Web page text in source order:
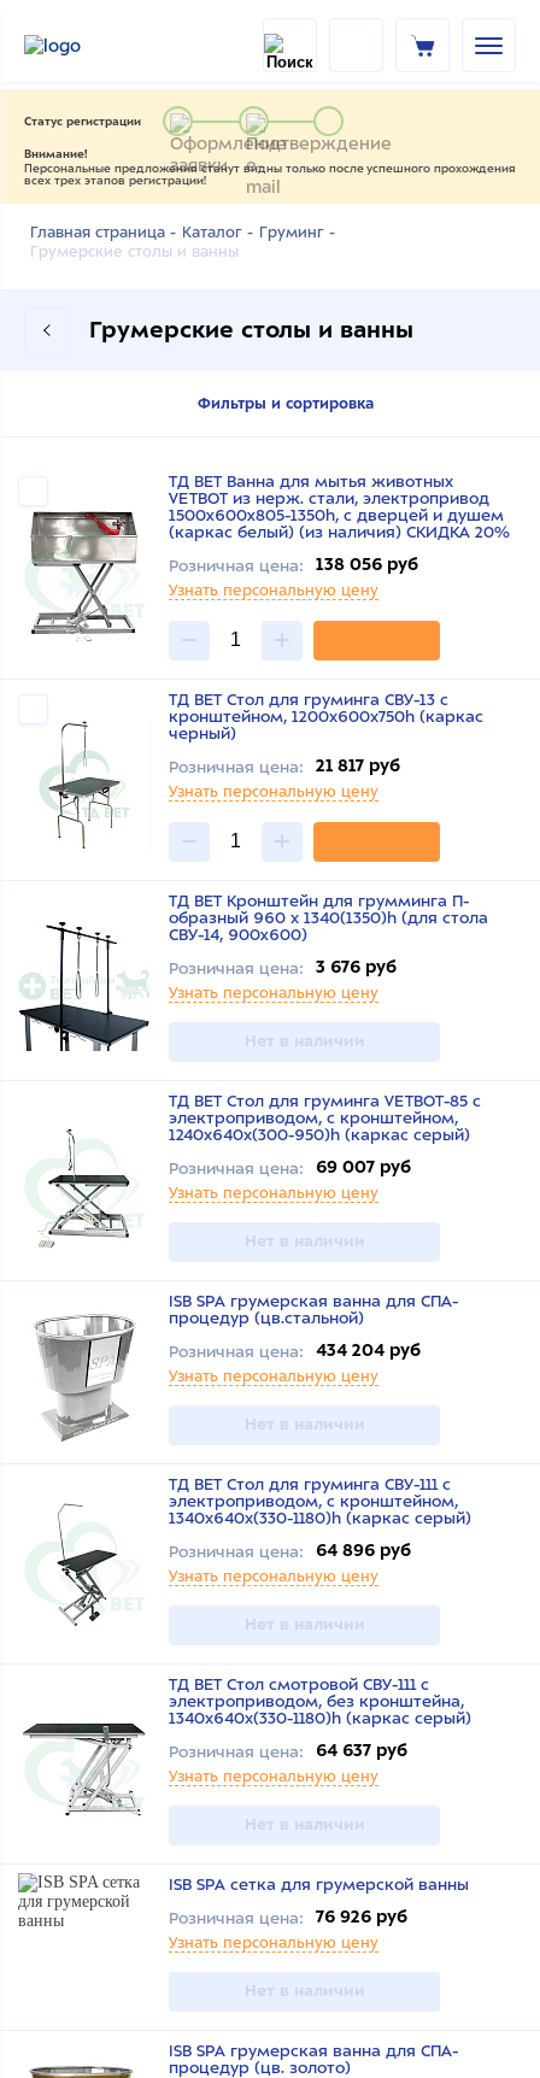
Статус регистрации
Внимание!
Персональные предложения станут видны только после успешного прохождения
всех трех этапов регистрации!
Главная страница - Каталог - Груминг -
Грумерские столы и ванны
Грумерские столы и ванны
Фильтры и сортировка
ТД ВЕТ Ванна для мытья животных
VETBOT из нерж. стали, электропривод
1500x600x805-1350h, с дверцей и душем
(каркас белый) (из наличия) СКИДКА 20%
Розничная цена:
138 056 руб
Узнать персональную цену
ТД ВЕТ Стол для груминга СВУ-13 с
кронштейном, 1200х600х750h (каркас
черный)
Розничная цена:
21 817 руб
Узнать персональную цену
ТД ВЕТ Кронштейн для грумминга П-
образный 960 х 1340(1350)h (для стола
СВУ-14, 900x600)
Розничная цена:
3 676 руб
Узнать персональную цену
Нет в наличии
ТД ВЕТ Стол для груминга VETBOT-85 с
электроприводом, с кронштейном,
1240х640х(300-950)h (каркас серый)
Розничная цена:
69 007 руб
Узнать персональную цену
Нет в наличии
ISB SPA грумерская ванна для СПА-
процедур (цв.стальной)
Розничная цена:
434 204 руб
Узнать персональную цену
Нет в наличии
ТД ВЕТ Стол для груминга СВУ-111 с
электроприводом, с кронштейном,
1340х640х(330-1180)h (каркас серый)
Розничная цена:
64 896 руб
Узнать персональную цену
Нет в наличии
ТД ВЕТ Стол смотровой СВУ-111 с
электроприводом, без кронштейна,
1340х640х(330-1180)h (каркас серый)
Розничная цена:
64 637 руб
Узнать персональную цену
Нет в наличии
ISB SPA сетка для грумерской ванны
Розничная цена:
76 926 руб
Узнать персональную цену
Нет в наличии
ISB SPA грумерская ванна для СПА-
процедур (цв. золото)